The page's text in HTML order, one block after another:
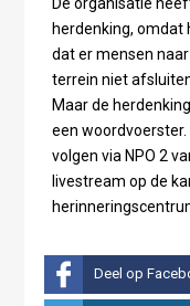
herdenking, omdat
dat er mensen
terrein niet
Maar de
een woordvoerster.
volgen via NPO 2
livestream op de
Deel op